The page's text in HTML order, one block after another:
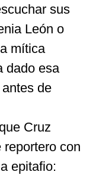
sus
León o
mítica
dado esa
de
Cruz
con
epitafio: